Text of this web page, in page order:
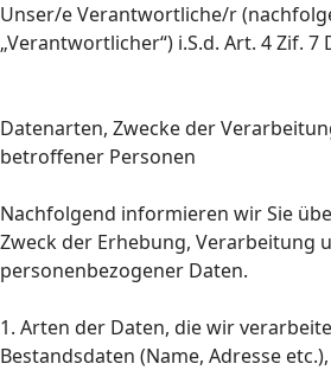
Unser/e Verantwortliche/r
„Verantwortlicher“) i.S.d. Art. 4 Zif. 7
Datenarten, Zwecke der
betroffener Personen
Nachfolgend informieren wir Sie
Zweck der Erhebung, Verarbeitung
personenbezogener Daten.
1. Arten der Daten, die wir
Bestandsdaten (Name, Adresse